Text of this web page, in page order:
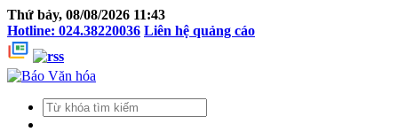
Thứ bảy, 08/08/2026 11:43
Hotline: 024.38220036 Liên hệ quảng cáo